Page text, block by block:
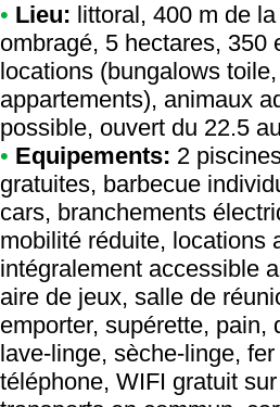
• Lieu: littoral, 400 m de
ombragé, 5 hectares, 350
locations (bungalows
appartements), animaux
possible, ouvert du 22.5
• Equipements: 2
gratuites, barbecue
cars, branchements
mobilité réduite, locations
intégralement accessible
aire de jeux, salle de
emporter, supérette, pain,
lave-linge, sèche-linge,
téléphone, WIFI gratuit